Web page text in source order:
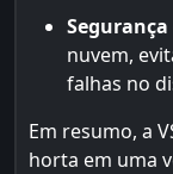
Segurança
nuvem,
falhas no
Em resumo, a
horta em uma